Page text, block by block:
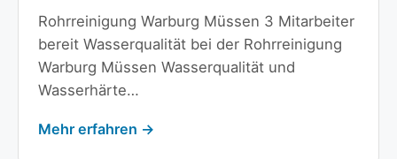
Rohrreinigung Warburg Müssen 3 Mitarbeiter
bereit Wasserqualität bei der Rohrreinigung
Warburg Müssen Wasserqualität und
Wasserhärte…
Mehr erfahren →